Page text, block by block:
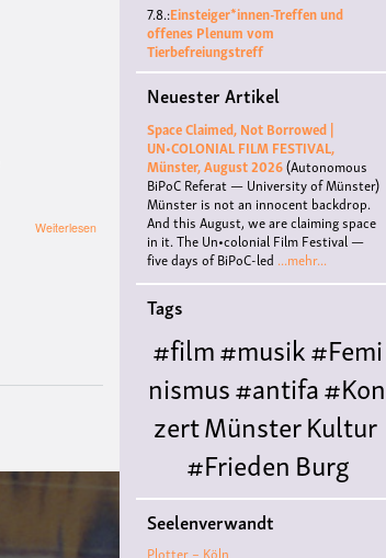
Weiterlesen
Öffentliche
Konferenz
7.8.:Einsteiger*innen-Treffen und
offenes Plenum vom
Tierbefreiungstreff
Neuester Artikel
Space Claimed, Not Borrowed |
UN•COLONIAL FILM FESTIVAL,
Münster, August 2026(Autonomous
BiPoC Referat — University of Münster)
Münster is not an innocent backdrop.
And this August, we are claiming space
in it. The Un•colonial Film Festival —
five days of BiPoC-led ...mehr...
Tags
#film#musik#Femi
nismus#antifa#Kon
zertMünsterKultur
#FriedenBurg
Hülshoffliteratur#
Queer#Workshop
Seelenverwandt
Plotter – Köln